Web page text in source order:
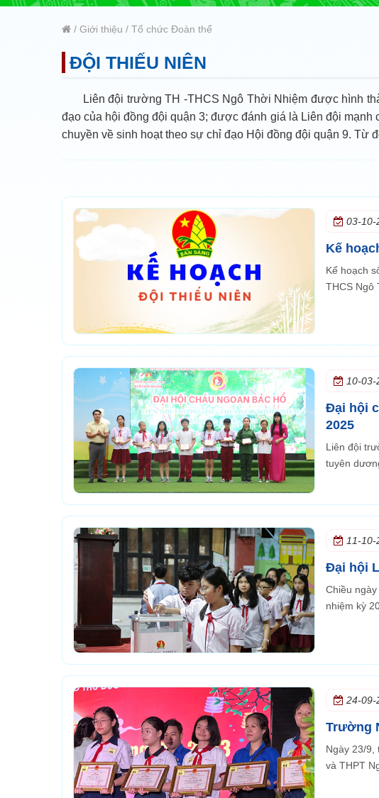
/ Giới thiệu / Tổ chức Đoàn thể
ĐỘI THIẾU NIÊN
Liên đội trường TH -THCS Ngô Thời Nhiệm được hình
đạo của hội đồng đội quận 3; được đánh giá là Liên đội
chuyền về sinh hoạt theo sự chỉ đạo Hội đồng đội quận 9. Từ
03-10-
Kế
Kế hoạch
THCS Ngô
10-03-
Đại hội
2025
Liên đội
tuyên
11-10-
Đại hội
Chiều
nhiệm kỳ
24-09-
Trường
Ngày 23/9,
và THPT